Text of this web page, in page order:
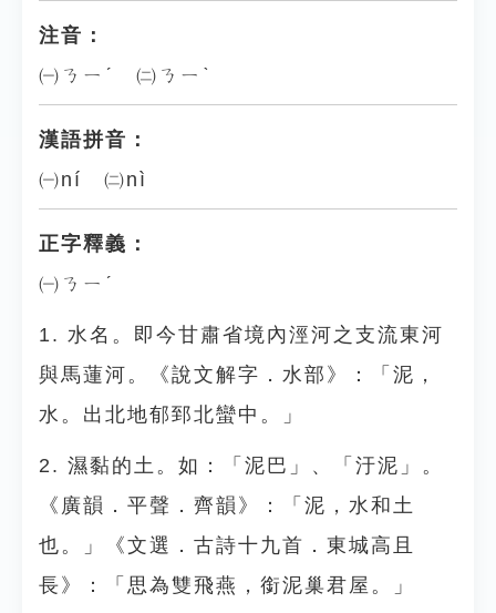
注音：
㈠ㄋㄧˊ ㈡ㄋㄧˋ
漢語拼音：
㈠ní ㈡nì
正字釋義：
㈠ㄋㄧˊ
1. 水名。即今甘肅省境內涇河之支流東河
與馬蓮河。《說文解字．水部》：「泥，
水。出北地郁郅北蠻中。」
2. 濕黏的土。如：「泥巴」、「汙泥」。
《廣韻．平聲．齊韻》：「泥，水和土
也。」《文選．古詩十九首．東城高且
長》：「思為雙飛燕，銜泥巢君屋。」